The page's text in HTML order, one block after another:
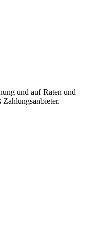
und auf Raten und